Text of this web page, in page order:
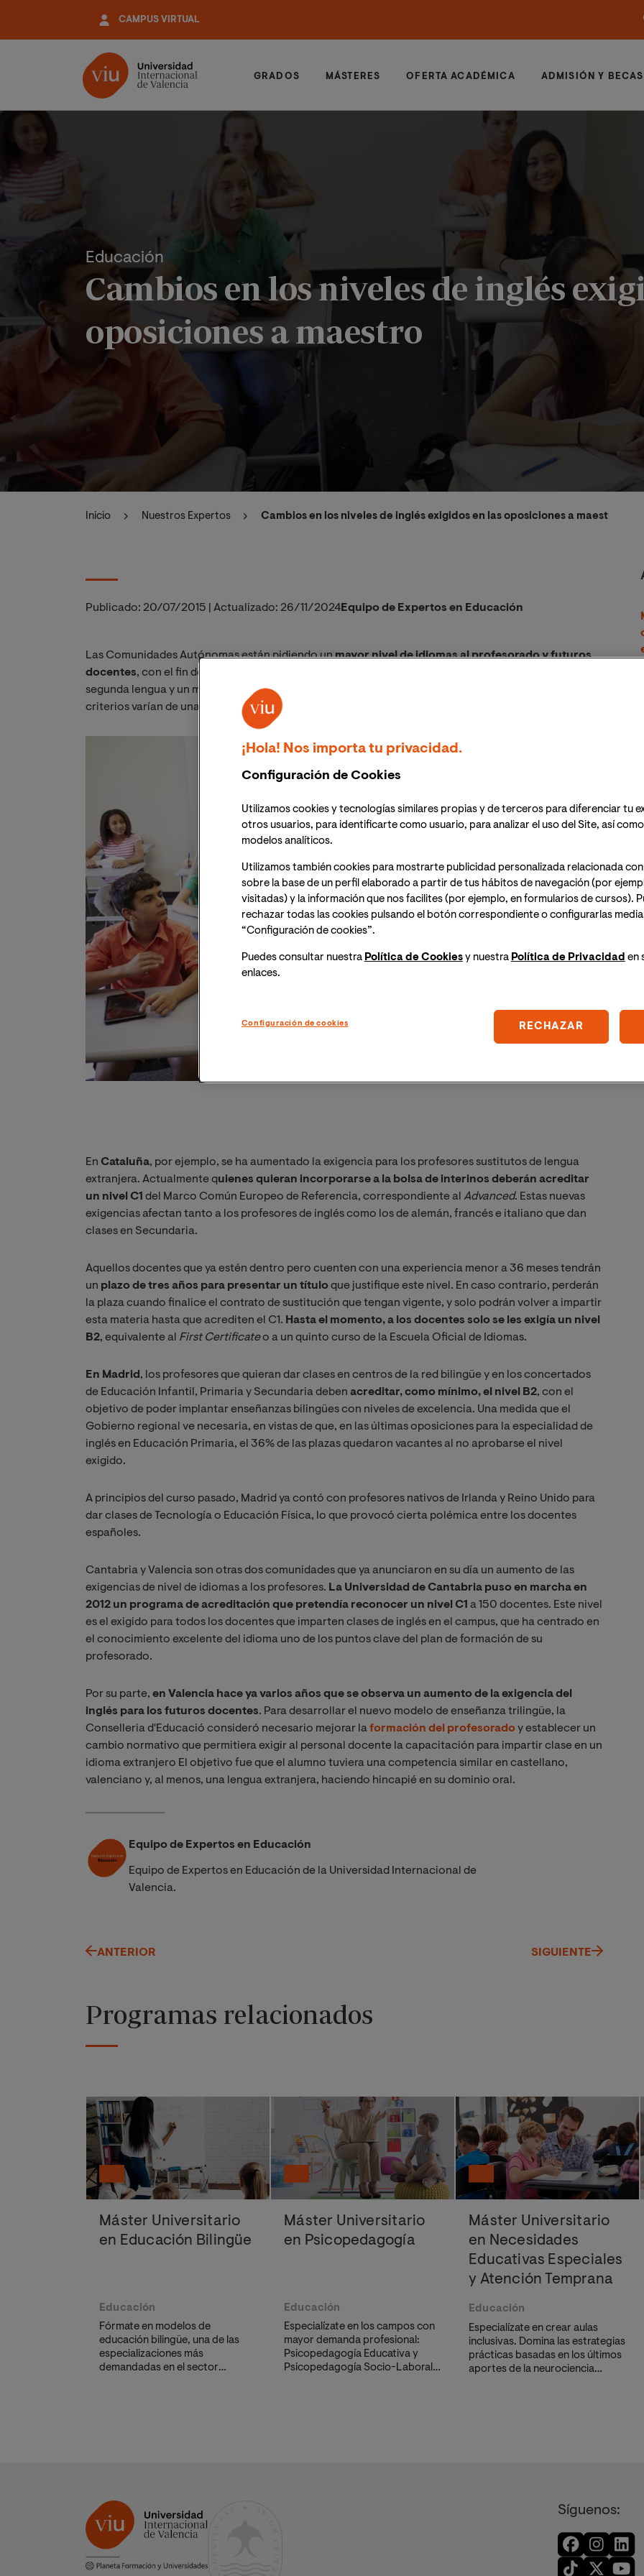
contenido
CAMPUS VIRTUAL
GRADOS MÁSTERES OFERTA ACADÉMICA ADMISIÓN Y BECAS
Educación
Cambios en los niveles de inglés
oposiciones a maestro
Inicio Nuestros Expertos Cambios en los niveles de inglés exigidos en las oposiciones a maestro
Publicado: 20/07/2015 Actualizado: 26/11/2024Equipo de Expertos en Educación
Las Comunidades Autónomas están pidiendo unmayor nivel de idiomas al profesorado y futuros
docentes, con el fin de que esta exigencia se traduzca en una mayor calidad en la enseñanza de una
segunda lengua y un mejor conocimiento de lenguas extranjeras para los alumnos, aunque los
criterios varían de una a otra.
En Cataluña, por ejemplo, se ha aumentado la exigencia para los profesores sustitutos de lengua
extranjera. Actualmente quienes quieran incorporarse a la bolsa de interinos deberán acreditar
un nivel C1 del Marco Común Europeo de Referencia, correspondiente al Advanced. Estas nuevas
exigencias afectan tanto a los profesores de inglés como los de alemán, francés e italiano que dan
clases en Secundaria.
Aquellos docentes que ya estén dentro pero cuenten con una experiencia menor a 36 meses tendrán
un plazo de tres años para presentar un títuloque justifique este nivel. En caso contrario, perderán
la plaza cuando finalice el contrato de sustitución que tengan vigente, y solo podrán volver a impartir
esta materia hasta que acrediten el C1. Hasta el momento, a los docentes solo se les exigía un nivel
B2, equivalente al First Certificateo a un quinto curso de la Escuela Oficial de Idiomas.
En Madrid , los profesores que quieran dar clases en centros de la red bilingüe y en los concertados
de Educación Infantil, Primaria y Secundaria deben acreditar, como mínimo, el nivel B2, con el
objetivo de poder implantar enseñanzas bilingües con niveles de excelencia. Una medida que el
Gobierno regional ve necesaria, en vistas de que, en las últimas oposiciones para la especialidad de
inglés en Educación Primaria, el 36% de las plazas quedaron vacantes al no aprobarse el nivel
exigido.
A principios del curso pasado, Madrid ya contó con profesores nativos de Irlanda y Reino Unido para
dar clases de Tecnología o Educación Física, lo que provocó cierta polémica entre los docentes
españoles.
Cantabria y Valencia son otras dos comunidades que ya anunciaron en su día un aumento de las
exigencias de nivel de idiomas a los profesores. La Universidad de Cantabria puso en marcha en
2012 un programa de acreditación que pretendía reconocer un nivel C1 a 150 docentes. Este nivel
es el exigido para todos los docentes que imparten clases de inglés en el campus, que ha centrado en
el conocimiento excelente del idioma uno de los puntos clave del plan de formación de su
profesorado.
Por su parte, en Valencia hace ya varios años que se observa un aumento de la exigencia del
inglés para los futuros docentes. Para desarrollar el nuevo modelo de enseñanza trilingüe, la
Conselleria d'Educació consideró necesario mejorar laformación del profesoradoy establecer un
cambio normativo que permitiera exigir al personal docente la capacitación para impartir clase en un
idioma extranjero El objetivo fue que el alumno tuviera una competencia similar en castellano,
valenciano y, al menos, una lengua extranjera, haciendo hincapié en su dominio oral.
Equipo de Expertos en Educación
Equipo de Expertos en Educación de la Universidad Internacional de
Valencia.
ANTERIOR SIGUIENTE
Programas relacionados
Máster Universitario
en Educación Bilingüe
Educación
Fórmate en modelos de
educación bilingüe, una de las
especializaciones más
demandadas en el sector
Máster Universitario
en Psicopedagogía
Educación
Especialízate en los campos con
mayor demanda profesional:
Psicopedagogía Educativa y
Psicopedagogía Socio-Laboral.
Máster Universitario
en Necesidades
Educativas Especiales
y Atención Temprana
Educación
Especialízate en crear aulas
inclusivas. Domina las estrategias
prácticas basadas en los últimos
aportes de la neurociencia
Síguenos:
¡Hola! Nos importa tu privacidad.
Configuración de Cookies
Utilizamos cookies y tecnologías similares propias y de terceros para diferenciar tu
otros usuarios, para identificarte como usuario, para analizar el uso del Site, así
modelos analíticos.
Utilizamos también cookies para mostrarte publicidad personalizada relacionada
sobre la base de un perfil elaborado a partir de tus hábitos de navegación (por
visitadas) y la información que nos facilites (por ejemplo, en formularios de cursos).
rechazar todas las cookies pulsando el botón correspondiente o configurarlas
“Configuración de cookies”.
Puedes consultar nuestra Política de Cookiesy nuestra Política de Privacidad en
enlaces.
Configuración de cookies RECHAZAR